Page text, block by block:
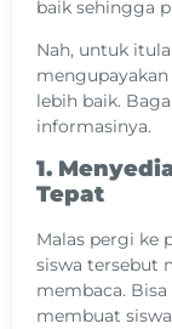
baik sehingga
Nah, untuk
lebih baik.
informasinya.
1.
Tepat
Malas pergi ke
siswa tersebut
membaca.
membuat